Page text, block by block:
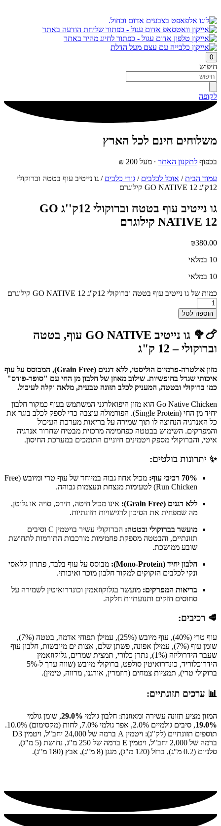
0
חיפוש
לקופה
משלוחים חינם לכל הארץ
בכפוף לתקנון האתר ∙ מעל 200 ₪
עמוד הבית/ אוכל לכלבים / גורי כלבים / גו נייטיב עוף בטטה וברוקולי
12ק''ג GO NATIVE 12 קילוגרם
גו נייטיב עוף בטטה וברוקולי 12ק''ג GO
NATIVE 12 קילוגרם
₪380.00
10 במלאי
10 במלאי
כמות של גו נייטיב עוף בטטה וברוקולי 12ק''ג GO NATIVE 12 קילוגרם
הוספה לסל
🍗🥦 גו נייטיב GO NATIVE עוף, בטטה
וברוקולי – 12 ק"ג
מזון אולטרה-פרמיום הוליסטי, ללא דגנים (Grain Free), המבוסס על עוף
איכותי שגדל בחופשיות. שילוב מאוזן של חלבון מן החי עם "סופר-פודס"
כמו ברוקולי ובטטה, המעניק לכלב תזונה טבעית, מלאה וקלה לעיכול.
Go Native Chicken הוא מזון היפואלרגני המשתמש בעוף כמקור חלבון
יחיד מן החי (Single Protein). הפורמולה עוצבה כדי לספק לכלב בוגר את
כל האנרגיה הנחוצה לו תוך שמירה על בריאות מערכת העיכול
והמפרקים. השימוש בבטטה כפחמימה מרכזית מבטיח שחרור אנרגיה
איטי, והברוקולי מספק ויטמינים חיוניים התומכים במערכת החיסון.
✨ יתרונות בולטים:
70% רכיבי עוף:
מכיל אחוז גבוה במיוחד של עוף טרי ומיובש (Free
Run Chicken) לטעימות מנצחת ונעצמות גבוהה.
ללא דגנים (Grain Free):
אינו מכיל חיטה, תירס, סויה או גלוטן,
מה שמפחית את הסיכון לרגישויות תזונתיות.
מועשר בברוקולי ובטטה:
הברוקולי עשיר בויטמין C וסיבים
תזונתיים, והבטטה מספקת פחמימות מורכבות התורמות לתחושת
שובע ממושכת.
חלבון יחיד (Mono-Protein):
מבוסס על עוף בלבד, פתרון קלאסי
ונקי לכלבים הזקוקים למקור חלבון מוכר ואיכותי.
בריאות המפרקים: מועשר בגלוקוזאמין וכונדרואיטין לשמירה על
סחוסים חזקים ותנועתיות חלקה.
🥩 רכיבים:
עוף טרי (40%), עוף מיובש (25%), עמילן תפוחי אדמה, בטטה (7%),
שומן עוף (7%), עמילן אפונה, פשתן שלם, אצות ים מיובשות, חלבון עוף
שעבר הידרוליזה (1%), נתרן כלורי, תמצית שמרים, גלוקוזאמין
הידרוכלוריד, כונדרואיטין סולפט, ברוקולי מיובש (שווה ערך ל-5%
ברוקולי טרי), תמציות צמחים (רוזמרין, אורגנו, מרווה, טימין).
📊 ערכים תזונתיים:
המזון מציע תזונה עשירה ומאוזנת: חלבון גולמי 29.0%, שומן גולמי
19.0%
, סיבים גולמיים 2.0%, אפר גולמי 7.0%, לחות (מקסימום) 10.0%.
תוספים תזונתיים (לק"ג): ויטמין A ברמה של 24,000 יחב"ל, ויטמין D3
ברמה של 2,000 יחב"ל, ויטמין E ברמה של 250 מ"ג, נחושת (5 מ"ג),
סלניום (0.2 מ"ג), ברזל (120 מ"ג), מנגן (8 מ"ג), אבץ (180 מ"ג).